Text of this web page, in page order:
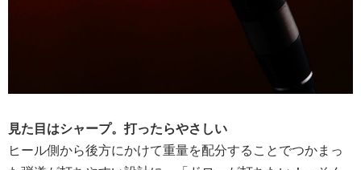
見た目はシャープ。打ったらやさしい
ヒール側から後方にかけて重量を配分することでつかまっ